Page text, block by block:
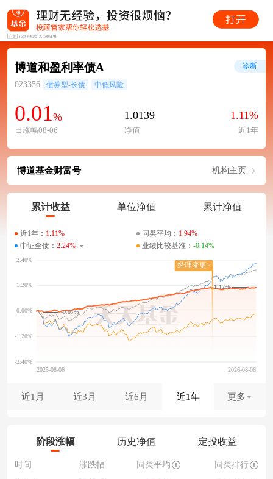
博道和盈利率债A
023356 债券型-长债 中低风险
0.01 %
日涨幅08-06
1.0139
净值
1.11%
近1年
诊断
博道基金财富号 机构主页
累计收益 单位净值 累计净值
近1年： 1.11% 同类平均： 1.94%
中证全债： 2.24% 业绩比较基准： -0.14%
-0.07%
1.12%
近1月 近3月 近6月 近1年 更多
阶段涨幅 历史净值 定投收益
时间 涨跌幅 同类平均 同类排行